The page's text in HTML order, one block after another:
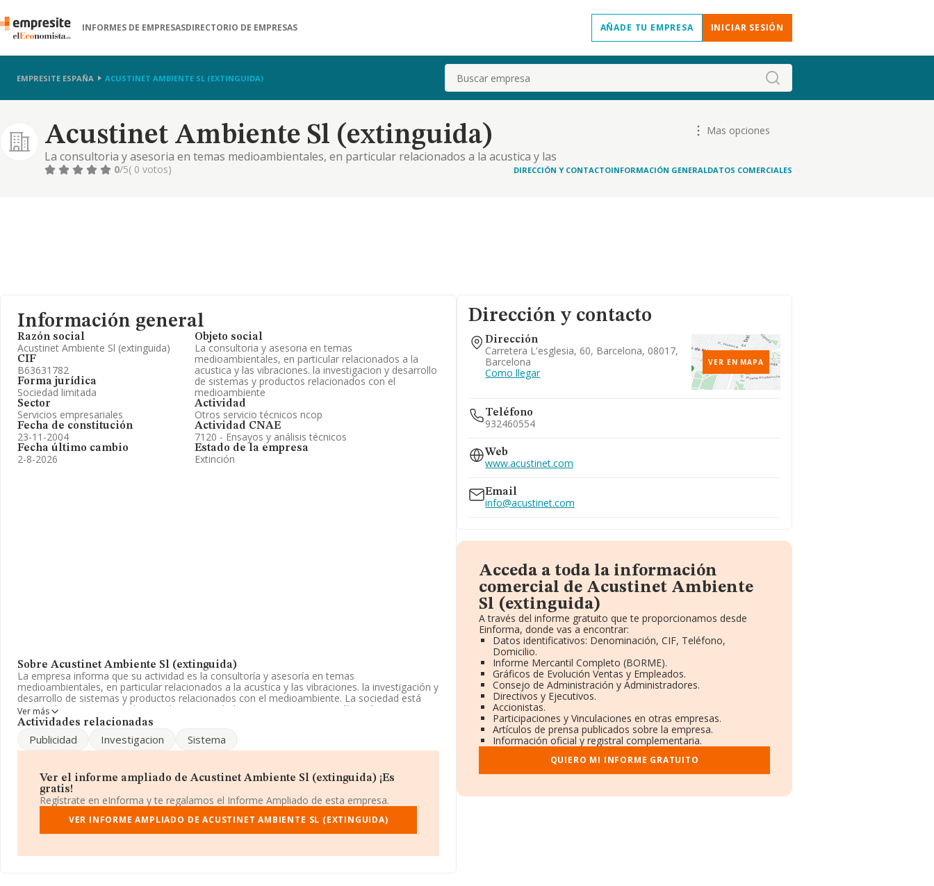
INFORMES DE EMPRESASDIRECTORIO DE EMPRESAS AÑADE TU EMPRESA INICIAR SESIÓN
EMPRESITE ESPAÑA ACUSTINET AMBIENTE SL (EXTINGUIDA) Buscar
Acustinet Ambiente Sl (extinguida)
La consultoria y asesoria en temas medioambientales, en particular relacionados a la acustica y las
vibraciones. la investigacion y desarrollo de sistemas y productos relacionados con el medioambiente
Mas opciones
0/5( 0 votos) DIRECCIÓN Y CONTACTOINFORMACIÓN GENERALDATOS COMERCIALES
Información general
Razón social
Acustinet Ambiente Sl (extinguida)
CIF
B63631782
Forma jurídica
Sociedad limitada
Sector
Servicios empresariales
Fecha de constitución
23-11-2004
Fecha último cambio
2-8-2026
Objeto social
La consultoria y asesoria en temas
medioambientales, en particular relacionados a la
acustica y las vibraciones. la investigacion y desarrollo
de sistemas y productos relacionados con el
medioambiente
Actividad
Otros servicio técnicos ncop
Actividad CNAE
7120 - Ensayos y análisis técnicos
Estado de la empresa
Extinción
Sobre Acustinet Ambiente Sl (extinguida)
La empresa informa que su actividad es la consultoría y asesoría en temas
medioambientales, en particular relacionados a la acustica y las vibraciones. la investigación y
desarrollo de sistemas y productos relacionados con el medioambiente. La sociedad está
registrada como Sociedad Limitada. Su actividad CNAE es 'Ensayos y análisis técnicos' con
código 7120. La compañía no tiene actividad en mercados exteriores.
Es posible ponerse en contacto con la empresa a través del teléfono 932460554 y la
dirección de correo esinfo@acustinet.com. Para saber más puedes acceder a su página web
La compañía
Acustinet Ambiente S.L (extinguida)
, con número de identificación fiscal
B63631782, está situada en Carretera L'esglesia Bi núm. 60, (08017), Barcelona, Cataluña.
Con los datos a disposición de INFORMA sobre 7.174 empresas pertenecientes al sector, en
el ámbito nacional la facturación alcanza la cifra de 2.818 millones de euros y se estima que
ampliar la información relativa a las compañías, la media de antigüedad desde la constitución
Ver más
Actividades relacionadas
Publicidad Investigacion Sistema
Ver el informe ampliado de Acustinet Ambiente Sl (extinguida) ¡Es
gratis!
Regístrate en eInforma y te regalamos el Informe Ampliado de esta empresa.
VER INFORME AMPLIADO DE ACUSTINET AMBIENTE SL (EXTINGUIDA)
Dirección y contacto
Dirección
Carretera L'esglesia, 60, Barcelona, 08017,
Barcelona
Como llegar
VER EN MAPA
Teléfono
932460554
Web
www.acustinet.com
Email
info@acustinet.com
Acceda a toda la información
comercial de Acustinet Ambiente
Sl (extinguida)
A través del informe gratuito que te proporcionamos desde
Einforma, donde vas a encontrar:
Datos identificativos: Denominación, CIF, Teléfono,
Domicilio.
Informe Mercantil Completo (BORME).
Gráficos de Evolución Ventas y Empleados.
Consejo de Administración y Administradores.
Directivos y Ejecutivos.
Accionistas.
Participaciones y Vinculaciones en otras empresas.
Artículos de prensa publicados sobre la empresa.
Información oficial y registral complementaria.
QUIERO MI INFORME GRATUITO